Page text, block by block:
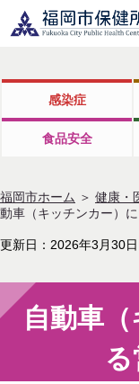
感染症
食品安全
福岡市ホーム ＞ 健康・
動車（キッチンカー）
更新日：2026年3月30日
自動車